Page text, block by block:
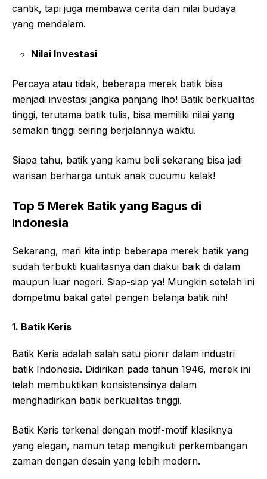
cantik, tapi juga membawa cerita dan nilai budaya
yang mendalam.
Nilai Investasi
Percaya atau tidak, beberapa merek batik bisa
menjadi investasi jangka panjang lho! Batik berkualitas
tinggi, terutama batik tulis, bisa memiliki nilai yang
semakin tinggi seiring berjalannya waktu.
Siapa tahu, batik yang kamu beli sekarang bisa jadi
warisan berharga untuk anak cucumu kelak!
Top 5 Merek Batik yang Bagus di
Indonesia
Sekarang, mari kita intip beberapa merek batik yang
sudah terbukti kualitasnya dan diakui baik di dalam
maupun luar negeri. Siap-siap ya! Mungkin setelah ini
dompetmu bakal gatel pengen belanja batik nih!
1. Batik Keris
Batik Keris adalah salah satu pionir dalam industri
batik Indonesia. Didirikan pada tahun 1946, merek ini
telah membuktikan konsistensinya dalam
menghadirkan batik berkualitas tinggi.
Batik Keris terkenal dengan motif-motif klasiknya
yang elegan, namun tetap mengikuti perkembangan
zaman dengan desain yang lebih modern.